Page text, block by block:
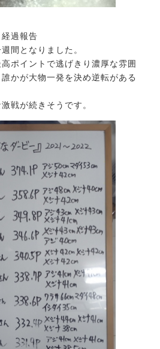
経過報告
間となりました。
ポイントで逃げきり濃厚な雰囲
かが大物一発を決め逆転がある
戦が続きそうです。